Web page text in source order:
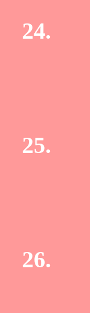
24.
25.
26.